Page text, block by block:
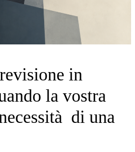
in
la vostra
di una